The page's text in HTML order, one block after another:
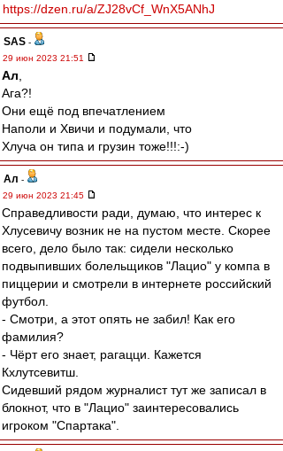
https://dzen.ru/a/ZJ28vCf_WnX5ANhJ
SAS -
29 июн 2023 21:51
Ал
Ага?!
Они ещё под впечатлением
Наполи и Хвичи и подумали, что
Хлуча он типа и грузин тоже!!!:-)
Ал -
29 июн 2023 21:45
Справедливости ради, думаю, что интерес к
Хлусевичу возник не на пустом месте. Скорее
всего, дело было так: сидели несколько
подвыпивших болельщиков "Лацио" у компа в
пиццерии и смотрели в интернете российский
футбол.
- Смотри, а этот опять не забил! Как его
фамилия?
- Чёрт его знает, рагацци. Кажется
Кхлутсевитш.
Сидевший рядом журналист тут же записал в
блокнот, что в "Лацио" заинтересовались
игроком "Спартака".